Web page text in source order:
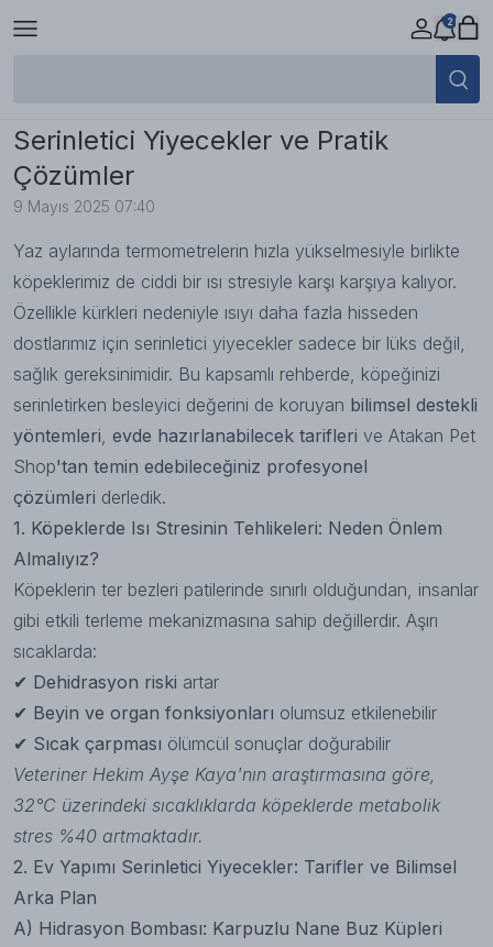
2
Serinletici Yiyecekler ve Pratik
Çözümler
9 Mayıs 2025 07:40
Yaz aylarında termometrelerin hızla yükselmesiyle birlikte
köpeklerimiz de ciddi bir ısı stresiyle karşı karşıya kalıyor.
Özellikle kürkleri nedeniyle ısıyı daha fazla hisseden
dostlarımız için serinletici yiyecekler sadece bir lüks değil,
sağlık gereksinimidir. Bu kapsamlı rehberde, köpeğinizi
serinletirken besleyici değerini de koruyan bilimsel destekli
yöntemleri, evde hazırlanabilecek tarifleri ve Atakan Pet
Shop'tan temin edebileceğiniz profesyonel
çözümleri derledik.
1. Köpeklerde Isı Stresinin Tehlikeleri: Neden Önlem
Almalıyız?
Köpeklerin ter bezleri patilerinde sınırlı olduğundan, insanlar
gibi etkili terleme mekanizmasına sahip değillerdir. Aşırı
sıcaklarda:
✔ Dehidrasyon riski artar
✔ Beyin ve organ fonksiyonları olumsuz etkilenebilir
✔ Sıcak çarpması ölümcül sonuçlar doğurabilir
Veteriner Hekim Ayşe Kaya'nın araştırmasına göre,
32°C üzerindeki sıcaklıklarda köpeklerde metabolik
stres %40 artmaktadır.
2. Ev Yapımı Serinletici Yiyecekler: Tarifler ve Bilimsel
Arka Plan
A) Hidrasyon Bombası: Karpuzlu Nane Buz Küpleri